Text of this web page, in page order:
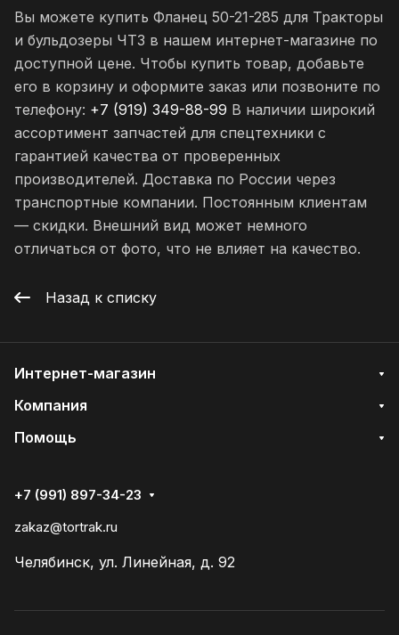
Вы можете купить Фланец 50-21-285 для Тракторы
и бульдозеры ЧТЗ в нашем интернет-магазине по
доступной цене. Чтобы купить товар, добавьте
его в корзину и оформите заказ или позвоните по
телефону: +7 (919) 349-88-99 В наличии широкий
ассортимент запчастей для спецтехники с
гарантией качества от проверенных
производителей. Доставка по России через
транспортные компании. Постоянным клиентам
— скидки. Внешний вид может немного
отличаться от фото, что не влияет на качество.
Назад к списку
Интернет-магазин
Компания
Помощь
+7 (991) 897-34-23
zakaz@tortrak.ru
Челябинск, ул. Линейная, д. 92